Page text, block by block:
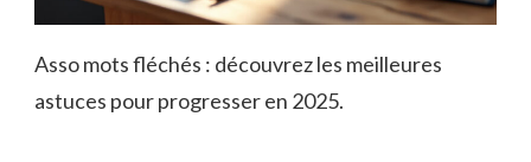
Asso mots fléchés : découvrez les meilleures
astuces pour progresser en 2025.